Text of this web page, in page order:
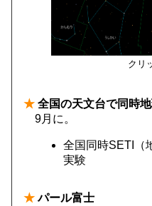
クリ
★ 全国の天文台で同時
9月に。
全国同時SETI（
実験
★パール富士